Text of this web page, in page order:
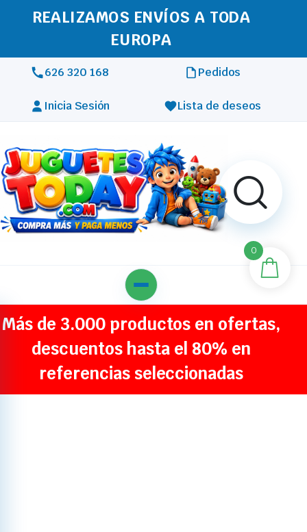
REALIZAMOS ENVÍOS A TODA
EUROPA
626 320 168 Pedidos
Inicia Sesión Lista de deseos
Más de 3.000 productos en ofertas,
descuentos hasta el 80% en
referencias seleccionadas
0